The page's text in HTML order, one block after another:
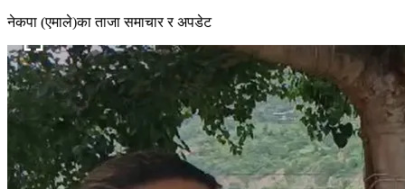
नेकपा (एमाले)का ताजा समाचार र अपडेट